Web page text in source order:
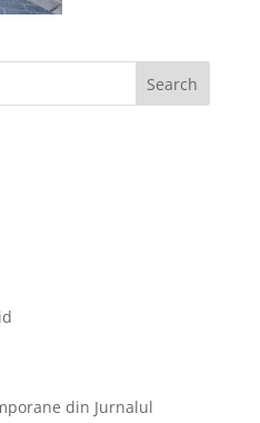
din Jurnalul